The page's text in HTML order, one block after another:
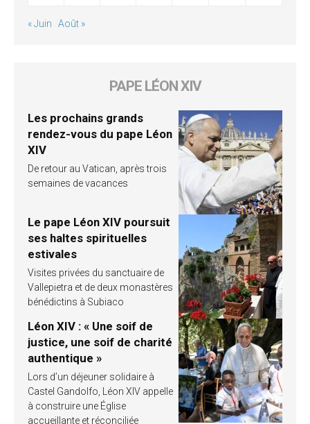
« Juin Août »
PAPE LÉON XIV
Les prochains grands
rendez-vous du pape Léon
XIV
De retour au Vatican, après trois
semaines de vacances
Le pape Léon XIV poursuit
ses haltes spirituelles
estivales
Visites privées du sanctuaire de
Vallepietra et de deux monastères
bénédictins à Subiaco
Léon XIV : « Une soif de
justice, une soif de charité
authentique »
Lors d’un déjeuner solidaire à
Castel Gandolfo, Léon XIV appelle
à construire une Église
accueillante et réconciliée